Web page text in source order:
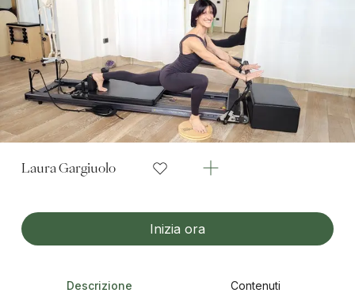
Laura Gargiuolo
Inizia ora
Descrizione Contenuti